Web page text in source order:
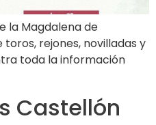
la Magdalena de
rejones, novilladas y
toda la información
Castellón